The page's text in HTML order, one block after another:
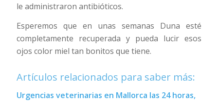
le administraron antibióticos.
Esperemos que en unas semanas Duna esté
completamente recuperada y pueda lucir esos
ojos color miel tan bonitos que tiene.
Artículos relacionados para saber más:
Urgencias veterinarias en Mallorca las 24 horas,